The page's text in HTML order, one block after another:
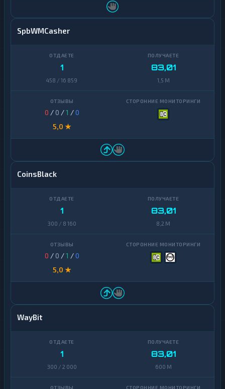
SpbWMCasher
1
458 / 16 859
83,01
1,5 M
0 / 0 /1 /0
5,0 ★
CoinsBlack
1
300 / 8 160
83,01
8,2 M
0 / 0 /1 /0
5,0 ★
WayBit
1
300 / 2 000
83,01
600 M